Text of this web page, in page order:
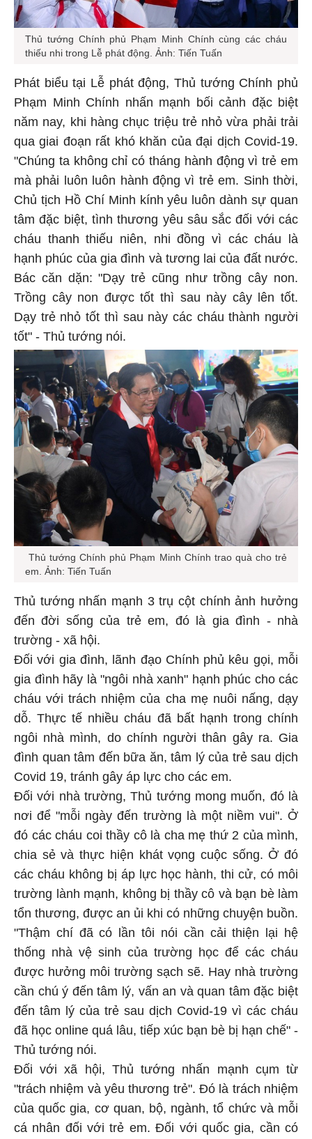
Thủ tướng Chính phủ Phạm Minh Chính cùng các cháu
thiếu nhi trong Lễ phát động. Ảnh: Tiến Tuấn
Phát biểu tại Lễ phát động, Thủ tướng Chính phủ
Phạm Minh Chính nhấn mạnh bối cảnh đặc biệt
năm nay, khi hàng chục triệu trẻ nhỏ vừa phải trải
qua giai đoạn rất khó khăn của đại dịch Covid-19.
"Chúng ta không chỉ có tháng hành động vì trẻ em
mà phải luôn luôn hành động vì trẻ em. Sinh thời,
Chủ tịch Hồ Chí Minh kính yêu luôn dành sự quan
tâm đặc biệt, tình thương yêu sâu sắc đối với các
cháu thanh thiếu niên, nhi đồng vì các cháu là
hạnh phúc của gia đình và tương lai của đất nước.
Bác căn dặn: "Dạy trẻ cũng như trồng cây non.
Trồng cây non được tốt thì sau này cây lên tốt.
Dạy trẻ nhỏ tốt thì sau này các cháu thành người
tốt" - Thủ tướng nói.
Thủ tướng Chính phủ Phạm Minh Chính trao quà cho trẻ
em. Ảnh: Tiến Tuấn
Thủ tướng nhấn mạnh 3 trụ cột chính ảnh hưởng
đến đời sống của trẻ em, đó là gia đình - nhà
trường - xã hội.
Đối với gia đình, lãnh đạo Chính phủ kêu gọi, mỗi
gia đình hãy là "ngôi nhà xanh" hạnh phúc cho các
cháu với trách nhiệm của cha mẹ nuôi nấng, dạy
dỗ. Thực tế nhiều cháu đã bất hạnh trong chính
ngôi nhà mình, do chính người thân gây ra. Gia
đình quan tâm đến bữa ăn, tâm lý của trẻ sau dịch
Covid 19, tránh gây áp lực cho các em.
Đối với nhà trường, Thủ tướng mong muốn, đó là
nơi để "mỗi ngày đến trường là một niềm vui". Ở
đó các cháu coi thầy cô là cha mẹ thứ 2 của mình,
chia sẻ và thực hiện khát vọng cuộc sống. Ở đó
các cháu không bị áp lực học hành, thi cử, có môi
trường lành mạnh, không bị thầy cô và bạn bè làm
tổn thương, được an ủi khi có những chuyện buồn.
"Thậm chí đã có lần tôi nói cần cải thiện lại hệ
thống nhà vệ sinh của trường học để các cháu
được hưởng môi trường sạch sẽ. Hay nhà trường
cần chú ý đến tâm lý, vấn an và quan tâm đặc biệt
đến tâm lý của trẻ sau dịch Covid-19 vì các cháu
đã học online quá lâu, tiếp xúc bạn bè bị hạn chế" -
Thủ tướng nói.
Đối với xã hội, Thủ tướng nhấn mạnh cụm từ
"trách nhiệm và yêu thương trẻ". Đó là trách nhiệm
của quốc gia, cơ quan, bộ, ngành, tổ chức và mỗi
cá nhân đối với trẻ em. Đối với quốc gia, cần có